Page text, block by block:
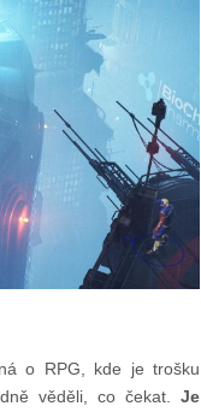
o RPG, kde je trošku
věděli, co čekat.Je